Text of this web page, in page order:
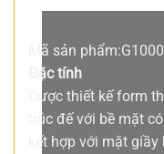
Mã sản phẩm:
Đặc tính
Được thiết kế form
trúc đế với bề mặt
kết hợp với mặt